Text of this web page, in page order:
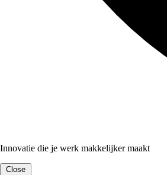
Innovatie die je werk makkelijker maakt
Close